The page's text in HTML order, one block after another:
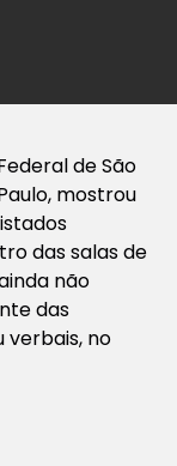
de São
mostrou
das salas de
não
das
verbais, no